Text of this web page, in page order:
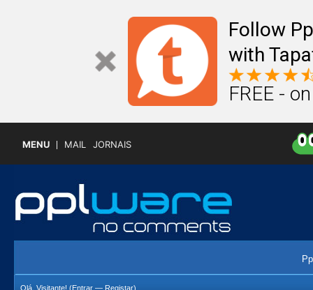
Follow
with
FREE -
MENU MAIL JORNAIS
Olá, Visitante! (Entrar — Registar)